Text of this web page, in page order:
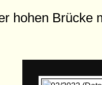
hohen Brücke